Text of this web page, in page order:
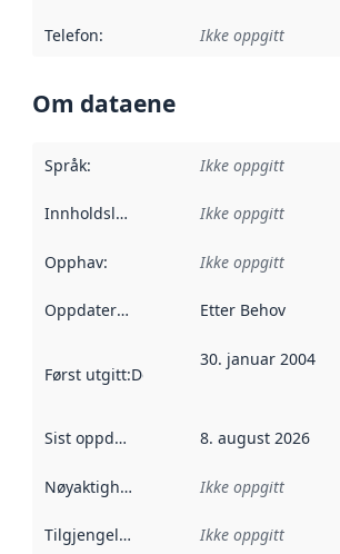
Telefon: Ikke oppgitt
Om dataene
Språk: Ikke oppgitt
Innholdsleverandører :
Ikke oppgitt
Opphav: Ikke oppgitt
Oppdateringsfrekvens :
Etter Behov
Først utgitt:Denne datoen sier når
30. januar 2004
Sist oppdatert 8. august 2026
Nøyaktighet Ikke oppgitt
Tilgjengelighet Ikke oppgitt